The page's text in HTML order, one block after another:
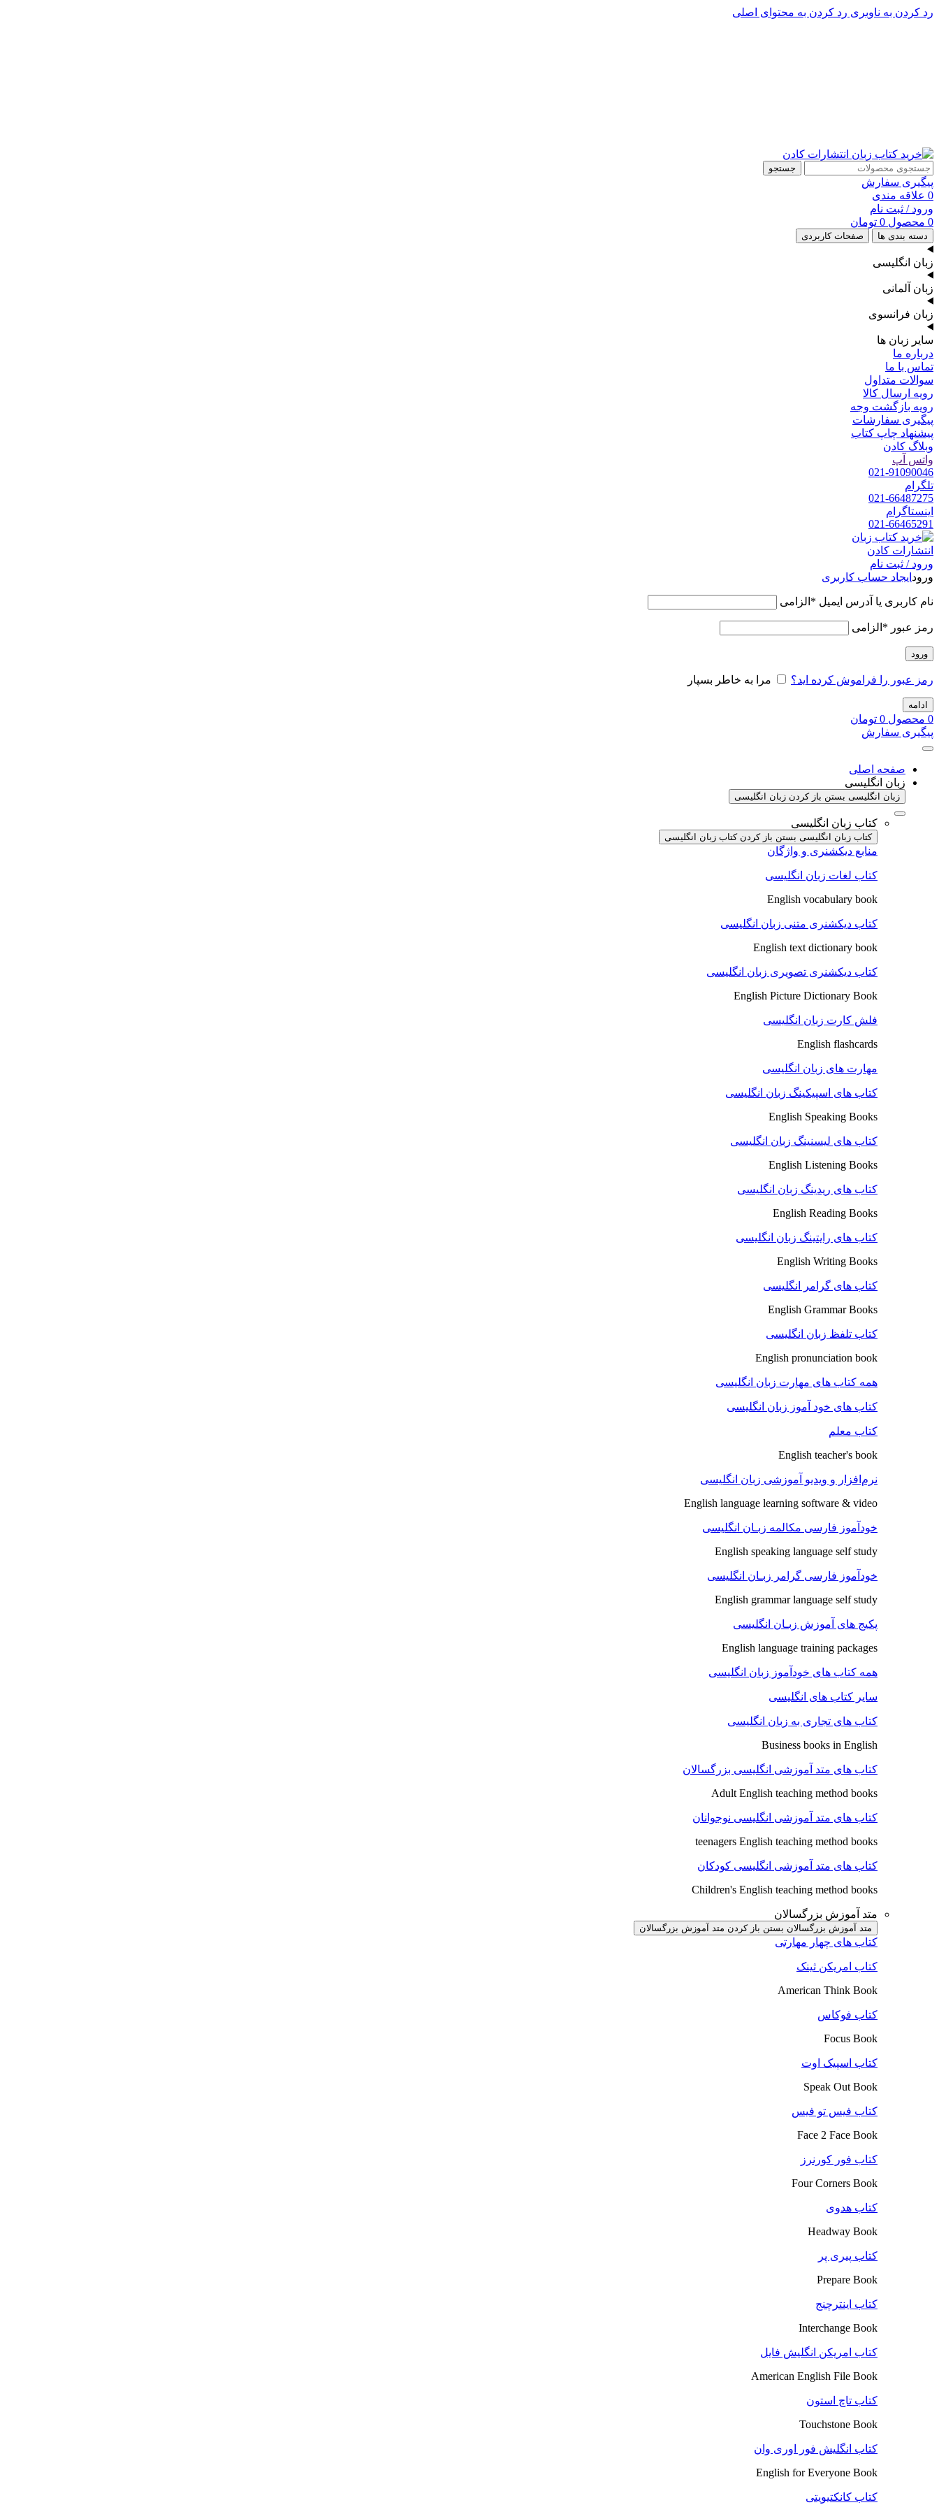
رد کردن به ناوبری رد کردن به محتوای اصلی
جستجو
پیگیری سفارش
0 علاقه مندی
ورود / ثبت نام
0 محصول 0 تومان
دسته بندی ها صفحات کاربردی
زبان انگلیسی
زبان آلمانی
زبان فرانسوی
سایر زبان ها
درباره ما
تماس با ما
سوالات متداول
رویه ارسال کالا
رویه بازگشت وجه
پیگیری سفارشات
پیشنهاد چاپ کتاب
وبلاگ کادن
واتس آپ
021-91090046
تلگرام
021-66487275
اینستاگرام
021-66465291
ورود / ثبت نام
ورود ایجاد حساب کاربری
نام کاربری یا آدرس ایمیل * الزامی
رمز عبور * الزامی
ورود
رمز عبور را فراموش کرده اید؟ مرا به خاطر بسپار
ادامه
0 محصول 0 تومان
پیگیری سفارش
صفحه اصلی
زبان انگلیسی
زبان انگلیسی بستن باز کردن زبان انگلیسی
کتاب زبان انگلیسی
کتاب زبان انگلیسی بستن باز کردن کتاب زبان انگلیسی
منابع دیکشنری و واژگان
کتاب لغات زبان انگلیسی
English vocabulary book
کتاب دیکشنری متنی زبان انگلیسی
English text dictionary book
کتاب دیکشنری تصویری زبان انگلیسی
English Picture Dictionary Book
فلش کارت زبان انگلیسی
English flashcards
مهارت های زبان انگلیسی
کتاب های اسپیکینگ زبان انگلیسی
English Speaking Books
کتاب های لیسنینگ زبان انگلیسی
English Listening Books
کتاب های ریدینگ زبان انگلیسی
English Reading Books
کتاب های رایتینگ زبان انگلیسی
English Writing Books
کتاب های گرامر انگلیسی
English Grammar Books
کتاب تلفظ زبان انگلیسی
English pronunciation book
همه کتاب های مهارت زبان انگلیسی
کتاب های خود آموز زبان انگلیسی
کتاب معلم
English teacher's book
نرم‌افزار و ویدیو آموزشی زبان انگلیسی
English language learning software & video
خودآموز فارسی مکالمه زبـان انگلیسی
English speaking language self study
خودآموز فارسی گرامر زبـان انگلیسی
English grammar language self study
پکیج های آموزش زبـان انگلیسی
English language training packages
همه کتاب های خودآموز زبان انگلیسی
سایر کتاب های انگلیسی
کتاب های تجاری به زبان انگلیسی
Business books in English
کتاب های متد آموزشی انگلیسی بزرگسالان
Adult English teaching method books
کتاب های متد آموزشی انگلیسی نوجوانان
teenagers English teaching method books
کتاب های متد آموزشی انگلیسی کودکان
Children's English teaching method books
متد آموزش بزرگسالان
متد آموزش بزرگسالان بستن باز کردن متد آموزش بزرگسالان
کتاب های چهار مهارتی
کتاب امریکن ثینک
American Think Book
کتاب فوکاس
Focus Book
کتاب اسپیک اوت
Speak Out Book
کتاب فیس تو فیس
Face 2 Face Book
کتاب فور کورنرز
Four Corners Book
کتاب هدوی
Headway Book
کتاب پیری پر
Prepare Book
کتاب اینترچنج
Interchange Book
کتاب امریکن انگلیش فایل
American English File Book
کتاب تاچ استون
Touchstone Book
کتاب انگلیش فور اوری وان
English for Everyone Book
کتاب کانکتیویتی